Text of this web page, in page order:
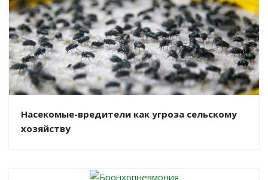
Насекомые-вредители как угроза сельскому
хозяйству